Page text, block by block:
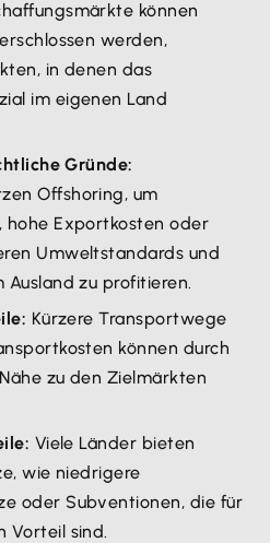
können
werden,
in denen das
im eigenen Land
Gründe:
Offshoring, um
hohe Exportkosten oder
Umweltstandards und
zu profitieren.
Kürzere Transportwege
können durch
zu den Zielmärkten
Viele Länder bieten
wie niedrigere
oder Subventionen, die für
Vorteil sind.